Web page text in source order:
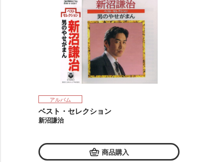
アルバム
ベスト・セレクション
新沼謙治
商品購入